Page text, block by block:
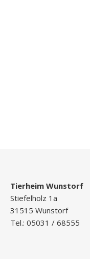
Tierheim Wunstorf
Stiefelholz 1a
31515 Wunstorf
Tel.: 05031 / 68555